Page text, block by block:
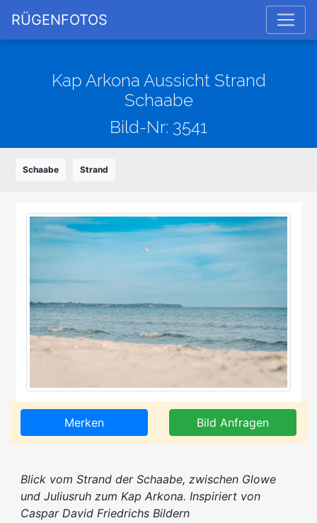
RÜGENFOTOS
Kap Arkona Aussicht Strand
Schaabe
Bild-Nr: 3541
Schaabe Strand
Merken Bild Anfragen
Blick vom Strand der Schaabe, zwischen Glowe
und Juliusruh zum Kap Arkona. Inspiriert von
Caspar David Friedrichs Bildern